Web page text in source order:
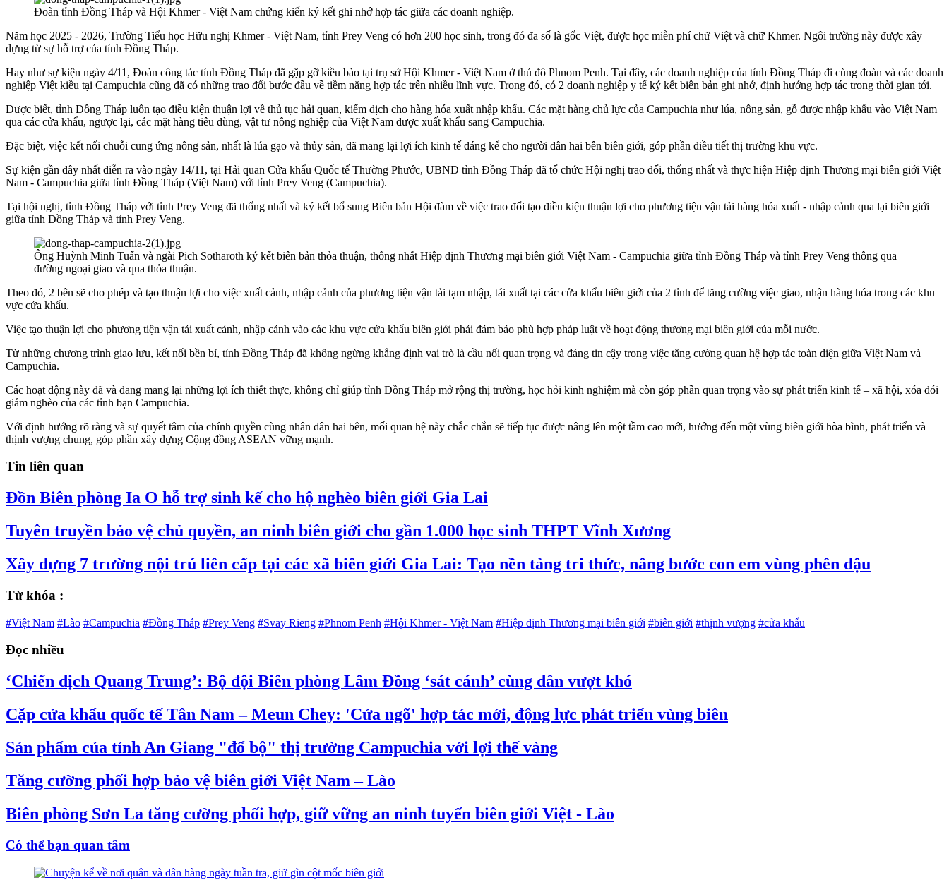
Đoàn tỉnh Đồng Tháp và Hội Khmer - Việt Nam chứng kiến ký kết ghi nhớ hợp tác giữa các doanh nghiệp.
Năm học 2025 - 2026, Trường Tiểu học Hữu nghị Khmer - Việt Nam, tỉnh Prey Veng có hơn 200 học sinh, trong đó đa số là gốc Việt, được học miễn phí chữ Việt và chữ Khmer. Ngôi trường này được xây
dựng từ sự hỗ trợ của tỉnh Đồng Tháp.
Hay như sự kiện ngày 4/11, Đoàn công tác tỉnh Đồng Tháp đã gặp gỡ kiều bào tại trụ sở Hội Khmer - Việt Nam ở thủ đô Phnom Penh. Tại đây, các doanh nghiệp của tỉnh Đồng Tháp đi cùng đoàn và các doanh
nghiệp Việt kiều tại Campuchia cũng đã có những trao đổi bước đầu về tiềm năng hợp tác trên nhiều lĩnh vực. Trong đó, có 2 doanh nghiệp y tế ký kết biên bản ghi nhớ, định hướng hợp tác trong thời gian tới.
Được biết, tỉnh Đồng Tháp luôn tạo điều kiện thuận lợi về thủ tục hải quan, kiểm dịch cho hàng hóa xuất nhập khẩu. Các mặt hàng chủ lực của Campuchia như lúa, nông sản, gỗ được nhập khẩu vào Việt Nam
qua các cửa khẩu, ngược lại, các mặt hàng tiêu dùng, vật tư nông nghiệp của Việt Nam được xuất khẩu sang Campuchia.
Đặc biệt, việc kết nối chuỗi cung ứng nông sản, nhất là lúa gạo và thủy sản, đã mang lại lợi ích kinh tế đáng kể cho người dân hai bên biên giới, góp phần điều tiết thị trường khu vực.
Sự kiện gần đây nhất diễn ra vào ngày 14/11, tại Hải quan Cửa khẩu Quốc tế Thường Phước, UBND tỉnh Đồng Tháp đã tổ chức Hội nghị trao đổi, thống nhất và thực hiện Hiệp định Thương mại biên giới Việt
Nam - Campuchia giữa tỉnh Đồng Tháp (Việt Nam) với tỉnh Prey Veng (Campuchia).
Tại hội nghị, tỉnh Đồng Tháp với tỉnh Prey Veng đã thống nhất và ký kết bổ sung Biên bản Hội đàm về việc trao đổi tạo điều kiện thuận lợi cho phương tiện vận tải hàng hóa xuất - nhập cảnh qua lại biên giới
giữa tỉnh Đồng Tháp và tỉnh Prey Veng.
Ông Huỳnh Minh Tuấn và ngài Pich Sotharoth ký kết biên bản thỏa thuận, thống nhất Hiệp định Thương mại biên giới Việt Nam - Campuchia giữa tỉnh Đồng Tháp và tỉnh Prey Veng thông qua
đường ngoại giao và qua thỏa thuận.
Theo đó, 2 bên sẽ cho phép và tạo thuận lợi cho việc xuất cảnh, nhập cảnh của phương tiện vận tải tạm nhập, tái xuất tại các cửa khẩu biên giới của 2 tỉnh để tăng cường việc giao, nhận hàng hóa trong các khu
vực cửa khẩu.
Việc tạo thuận lợi cho phương tiện vận tải xuất cảnh, nhập cảnh vào các khu vực cửa khẩu biên giới phải đảm bảo phù hợp pháp luật về hoạt động thương mại biên giới của mỗi nước.
Từ những chương trình giao lưu, kết nối bền bỉ, tỉnh Đồng Tháp đã không ngừng khẳng định vai trò là cầu nối quan trọng và đáng tin cậy trong việc tăng cường quan hệ hợp tác toàn diện giữa Việt Nam và
Campuchia.
Các hoạt động này đã và đang mang lại những lợi ích thiết thực, không chỉ giúp tỉnh Đồng Tháp mở rộng thị trường, học hỏi kinh nghiệm mà còn góp phần quan trọng vào sự phát triển kinh tế – xã hội, xóa đói
giảm nghèo của các tỉnh bạn Campuchia.
Với định hướng rõ ràng và sự quyết tâm của chính quyền cùng nhân dân hai bên, mối quan hệ này chắc chắn sẽ tiếp tục được nâng lên một tầm cao mới, hướng đến một vùng biên giới hòa bình, phát triển và
thịnh vượng chung, góp phần xây dựng Cộng đồng ASEAN vững mạnh.
Tin liên quan
Đồn Biên phòng Ia O hỗ trợ sinh kế cho hộ nghèo biên giới Gia Lai
Tuyên truyền bảo vệ chủ quyền, an ninh biên giới cho gần 1.000 học sinh THPT Vĩnh Xương
Xây dựng 7 trường nội trú liên cấp tại các xã biên giới Gia Lai: Tạo nền tảng tri thức, nâng bước con em vùng phên dậu
Từ khóa :
#Việt Nam #Lào #Campuchia #Đồng Tháp #Prey Veng #Svay Rieng #Phnom Penh #Hội Khmer - Việt Nam #Hiệp định Thương mại biên giới #biên giới #thịnh vượng #cửa khẩu
Đọc nhiều
‘Chiến dịch Quang Trung’: Bộ đội Biên phòng Lâm Đồng ‘sát cánh’ cùng dân vượt khó
Cặp cửa khẩu quốc tế Tân Nam – Meun Chey: 'Cửa ngõ' hợp tác mới, động lực phát triển vùng biên
Sản phẩm của tỉnh An Giang "đổ bộ" thị trường Campuchia với lợi thế vàng
Tăng cường phối hợp bảo vệ biên giới Việt Nam – Lào
Biên phòng Sơn La tăng cường phối hợp, giữ vững an ninh tuyến biên giới Việt - Lào
Có thể bạn quan tâm